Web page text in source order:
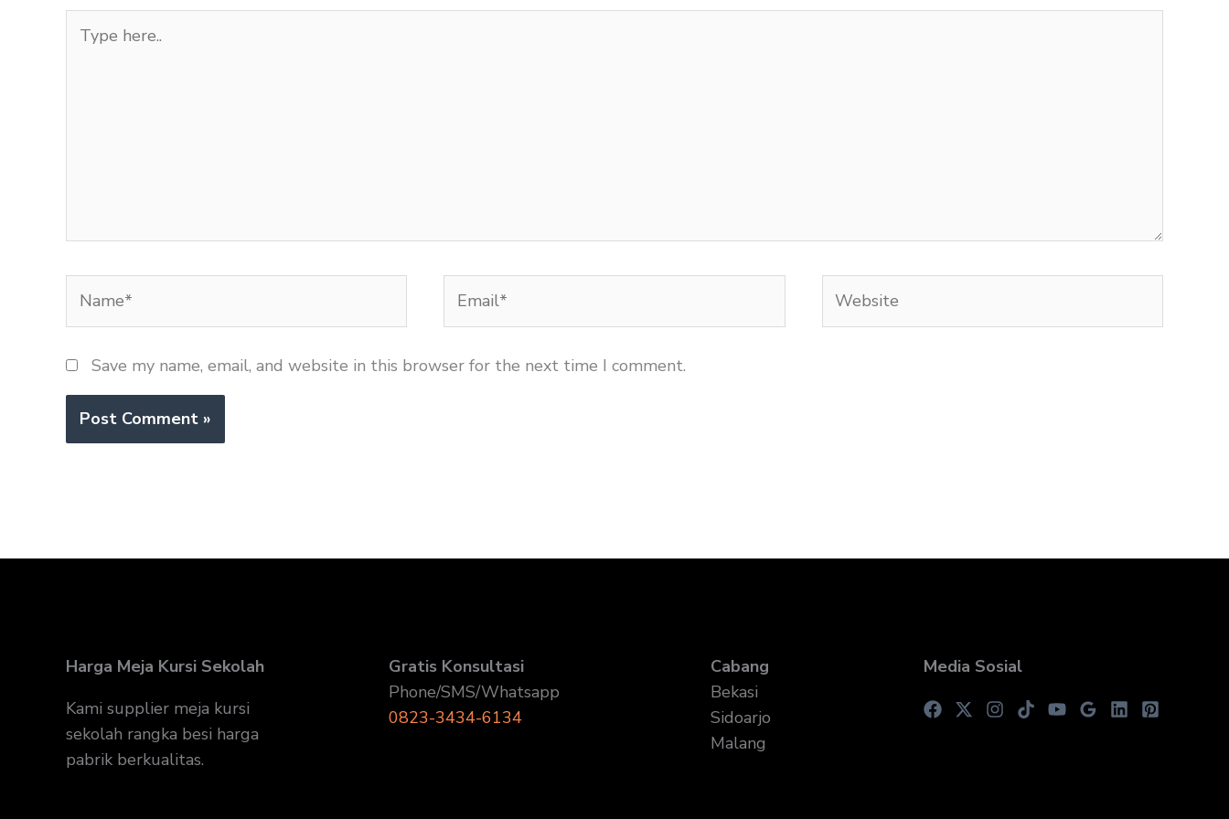
here..
Save my name, email, and website in this browser for the next time I comment.
Harga Meja Kursi Sekolah
Kami supplier meja kursi
sekolah rangka besi harga
pabrik berkualitas.
Gratis Konsultasi
Phone/SMS/Whatsapp
0823-3434-6134
Cabang
Bekasi
Sidoarjo
Malang
Media Sosial